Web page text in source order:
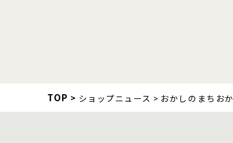
TOP ショップニュース おかしのまちおか